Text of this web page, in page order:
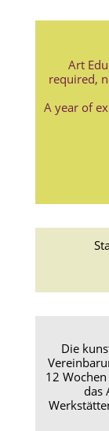
Art
required,
A year of
Die
12
das